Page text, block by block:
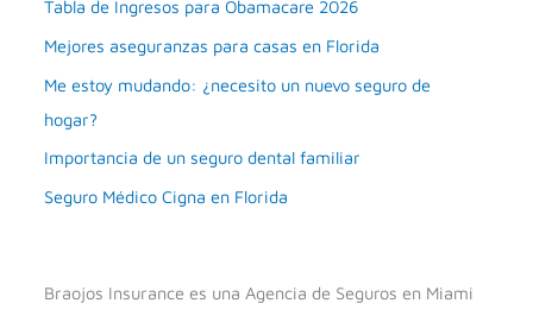
Tabla de Ingresos para Obamacare 2026
Mejores aseguranzas para casas en Florida
Me estoy mudando: ¿necesito un nuevo seguro de
hogar?
Importancia de un seguro dental familiar
Seguro Médico Cigna en Florida
Braojos Insurance es una Agencia de Seguros en Miami